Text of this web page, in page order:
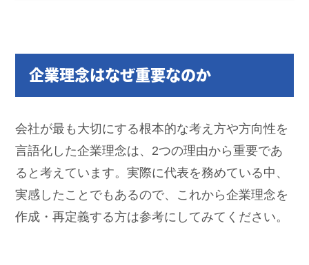
企業理念はなぜ重要なのか
会社が最も大切にする根本的な考え方や方向性を
言語化した企業理念は、2つの理由から重要であ
ると考えています。実際に代表を務めている中、
実感したことでもあるので、これから企業理念を
作成・再定義する方は参考にしてみてください。